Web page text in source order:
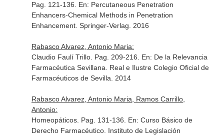
Pag. 121-136. En: Percutaneous Penetration
Enhancers-Chemical Methods in Penetration
Enhancement. Springer-Verlag. 2016
Rabasco Alvarez, Antonio Maria:
Claudio Faulí Trillo. Pag. 209-216. En: De la Relevancia
Farmacéutica Sevillana . Real e Ilustre Colegio Oficial de
Farmacéuticos de Sevilla. 2014
Rabasco Alvarez, Antonio Maria, Ramos Carrillo,
Antonio:
Homeopáticos. Pag. 131-136. En: Curso Básico de
Derecho Farmacéutico. Instituto de Legislación